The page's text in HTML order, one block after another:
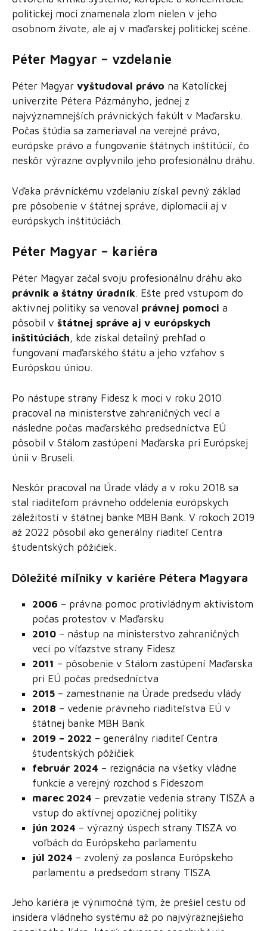
politickej moci znamenala zlom nielen v jeho
osobnom živote, ale aj v maďarskej politickej scéne.
Péter Magyar – vzdelanie
Péter Magyar vyštudoval právo na Katolíckej
univerzite Pétera Pázmányho, jednej z
najvýznamnejších právnických fakúlt v Maďarsku.
Počas štúdia sa zameriaval na verejné právo,
európske právo a fungovanie štátnych inštitúcií, čo
neskôr výrazne ovplyvnilo jeho profesionálnu dráhu.
Vďaka právnickému vzdelaniu získal pevný základ
pre pôsobenie v štátnej správe, diplomacii aj v
európskych inštitúciách.
Péter Magyar – kariéra
Péter Magyar začal svoju profesionálnu dráhu ako
právnik a štátny úradník. Ešte pred vstupom do
aktívnej politiky sa venoval právnej pomoci a
pôsobil v štátnej správe aj v európskych
inštitúciách, kde získal detailný prehľad o
fungovaní maďarského štátu a jeho vzťahov s
Európskou úniou.
Po nástupe strany Fidesz k moci v roku 2010
pracoval na ministerstve zahraničných vecí a
následne počas maďarského predsedníctva EÚ
pôsobil v Stálom zastúpení Maďarska pri Európskej
únii v Bruseli.
Neskôr pracoval na Úrade vlády a v roku 2018 sa
stal riaditeľom právneho oddelenia európskych
záležitostí v štátnej banke MBH Bank. V rokoch 2019
až 2022 pôsobil ako generálny riaditeľ Centra
študentských pôžičiek.
Dôležité míľniky v kariére Pétera Magyara
2006 – právna pomoc protivládnym aktivistom
počas protestov v Maďarsku
2010 – nástup na ministerstvo zahraničných
vecí po víťazstve strany Fidesz
2011 – pôsobenie v Stálom zastúpení Maďarska
pri EÚ počas predsedníctva
2015 – zamestnanie na Úrade predsedu vlády
2018 – vedenie právneho riaditeľstva EÚ v
štátnej banke MBH Bank
2019 – 2022 – generálny riaditeľ Centra
študentských pôžičiek
február 2024 – rezignácia na všetky vládne
funkcie a verejný rozchod s Fideszom
marec 2024 – prevzatie vedenia strany TISZA a
vstup do aktívnej opozičnej politiky
jún 2024 – výrazný úspech strany TISZA vo
voľbách do Európskeho parlamentu
júl 2024 – zvolený za poslanca Európskeho
parlamentu a predsedom strany TISZA
Jeho kariéra je výnimočná tým, že prešiel cestu od
insidera vládneho systému až po najvýraznejšieho